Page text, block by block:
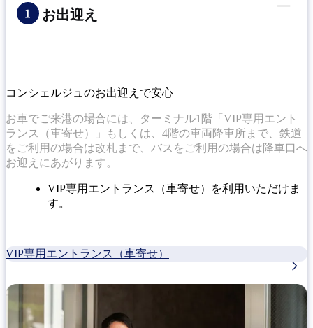
お出迎え
コンシェルジュのお出迎えで安心
お車でご来港の場合には、ターミナル1階「VIP専用エント
ランス（車寄せ）」もしくは、4階の車両降車所まで、鉄道
をご利用の場合は改札まで、バスをご利用の場合は降車口へ
お迎えにあがります。
VIP専用エントランス（車寄せ）を利用いただけま
す。
VIP専用エントランス（車寄せ）